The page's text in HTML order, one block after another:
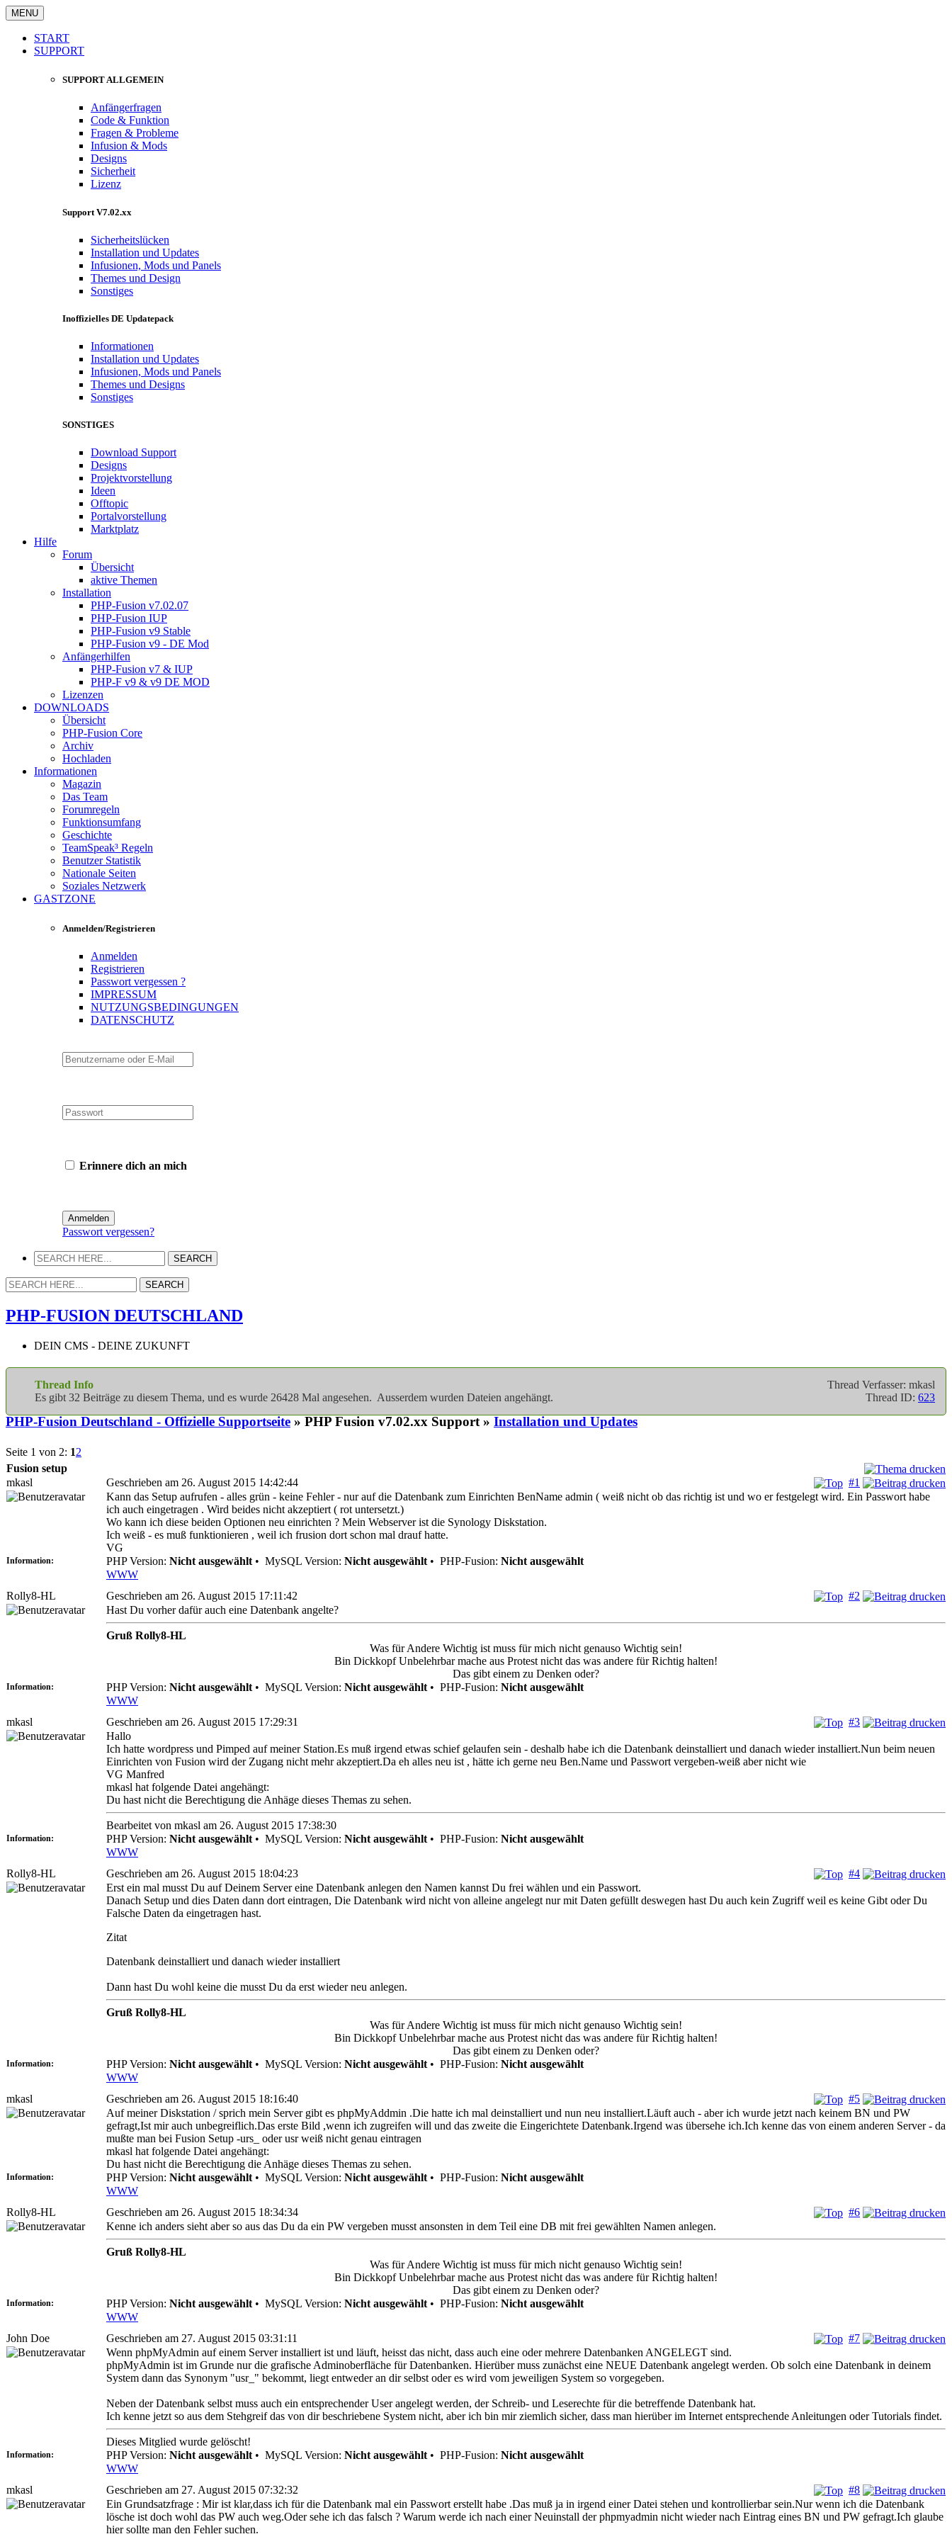
MENU
START
SUPPORT
SUPPORT ALLGEMEIN
Anfängerfragen
Code & Funktion
Fragen & Probleme
Infusion & Mods
Designs
Sicherheit
Lizenz
Support V7.02.xx
Sicherheitslücken
Installation und Updates
Infusionen, Mods und Panels
Themes und Design
Sonstiges
Inoffizielles DE Updatepack
Informationen
Installation und Updates
Infusionen, Mods und Panels
Themes und Designs
Sonstiges
SONSTIGES
Download Support
Designs
Projektvorstellung
Ideen
Offtopic
Portalvorstellung
Marktplatz
Hilfe
Forum
Übersicht
aktive Themen
Installation
PHP-Fusion v7.02.07
PHP-Fusion IUP
PHP-Fusion v9 Stable
PHP-Fusion v9 - DE Mod
Anfängerhilfen
PHP-Fusion v7 & IUP
PHP-F v9 & v9 DE MOD
Lizenzen
DOWNLOADS
Übersicht
PHP-Fusion Core
Archiv
Hochladen
Informationen
Magazin
Das Team
Forumregeln
Funktionsumfang
Geschichte
TeamSpeak³ Regeln
Benutzer Statistik
Nationale Seiten
Soziales Netzwerk
GASTZONE
Anmelden/Registrieren
Anmelden
Registrieren
Passwort vergessen ?
IMPRESSUM
NUTZUNGSBEDINGUNGEN
DATENSCHUTZ
Erinnere dich an mich
Passwort vergessen?
PHP-FUSION DEUTSCHLAND
DEIN CMS - DEINE ZUKUNFT
Thread Verfasser: mkasl
Thread ID: 623
Thread Info
Es gibt 32 Beiträge zu diesem Thema, und es wurde 26428 Mal angesehen. Ausserdem wurden Dateien angehängt.
PHP-Fusion Deutschland - Offizielle Supportseite » PHP Fusion v7.02.xx Support » Installation und Updates
Seite 1 von 2: 12
Fusion setup
mkasl
#1
Geschrieben am 26. August 2015 14:42:44
Kann das Setup aufrufen - alles grün - keine Fehler - nur auf die Datenbank zum Einrichten BenName admin ( weiß nicht ob das richtig ist und wo er festgelegt wird. Ein Passwort habe
ich auch eingetragen . Wird beides nicht akzeptiert ( rot untersetzt.)
Wo kann ich diese beiden Optionen neu einrichten ? Mein Webserver ist die Synology Diskstation.
Ich weiß - es muß funktionieren , weil ich frusion dort schon mal drauf hatte.
VG
Information: PHP Version: Nicht ausgewählt • MySQL Version: Nicht ausgewählt • PHP-Fusion: Nicht ausgewählt
WWW
Rolly8-HL
#2
Geschrieben am 26. August 2015 17:11:42
Hast Du vorher dafür auch eine Datenbank angelte?
Gruß Rolly8-HL
Was für Andere Wichtig ist muss für mich nicht genauso Wichtig sein!
Bin Dickkopf Unbelehrbar mache aus Protest nicht das was andere für Richtig halten!
Das gibt einem zu Denken oder?
Information: PHP Version: Nicht ausgewählt • MySQL Version: Nicht ausgewählt • PHP-Fusion: Nicht ausgewählt
WWW
mkasl
#3
Geschrieben am 26. August 2015 17:29:31
Hallo
Ich hatte wordpress und Pimped auf meiner Station.Es muß irgend etwas schief gelaufen sein - deshalb habe ich die Datenbank deinstalliert und danach wieder installiert.Nun beim neuen
Einrichten von Fusion wird der Zugang nicht mehr akzeptiert.Da eh alles neu ist , hätte ich gerne neu Ben.Name und Passwort vergeben-weiß aber nicht wie
VG Manfred
mkasl hat folgende Datei angehängt:
Du hast nicht die Berechtigung die Anhäge dieses Themas zu sehen.
Bearbeitet von mkasl am 26. August 2015 17:38:30
Information: PHP Version: Nicht ausgewählt • MySQL Version: Nicht ausgewählt • PHP-Fusion: Nicht ausgewählt
WWW
Rolly8-HL
#4
Geschrieben am 26. August 2015 18:04:23
Erst ein mal musst Du auf Deinem Server eine Datenbank anlegen den Namen kannst Du frei wählen und ein Passwort.
Danach Setup und dies Daten dann dort eintragen, Die Datenbank wird nicht von alleine angelegt nur mit Daten gefüllt deswegen hast Du auch kein Zugriff weil es keine Gibt oder Du
Falsche Daten da eingetragen hast.
Zitat
Datenbank deinstalliert und danach wieder installiert
Dann hast Du wohl keine die musst Du da erst wieder neu anlegen.
Gruß Rolly8-HL
Was für Andere Wichtig ist muss für mich nicht genauso Wichtig sein!
Bin Dickkopf Unbelehrbar mache aus Protest nicht das was andere für Richtig halten!
Das gibt einem zu Denken oder?
Information: PHP Version: Nicht ausgewählt • MySQL Version: Nicht ausgewählt • PHP-Fusion: Nicht ausgewählt
WWW
mkasl
#5
Geschrieben am 26. August 2015 18:16:40
Auf meiner Diskstation / sprich mein Server gibt es phpMyAddmin .Die hatte ich mal deinstalliert und nun neu installiert.Läuft auch - aber ich wurde jetzt nach keinem BN und PW
gefragt,Ist mir auch unbegreiflich.Das erste Bild ,wenn ich zugreifen will und das zweite die Eingerichtete Datenbank.Irgend was übersehe ich.Ich kenne das von einem anderen Server - da
mußte man bei Fusion Setup -urs_ oder usr weiß nicht genau eintragen
mkasl hat folgende Datei angehängt:
Du hast nicht die Berechtigung die Anhäge dieses Themas zu sehen.
Information: PHP Version: Nicht ausgewählt • MySQL Version: Nicht ausgewählt • PHP-Fusion: Nicht ausgewählt
WWW
Rolly8-HL
#6
Geschrieben am 26. August 2015 18:34:34
Kenne ich anders sieht aber so aus das Du da ein PW vergeben musst ansonsten in dem Teil eine DB mit frei gewählten Namen anlegen.
Gruß Rolly8-HL
Was für Andere Wichtig ist muss für mich nicht genauso Wichtig sein!
Bin Dickkopf Unbelehrbar mache aus Protest nicht das was andere für Richtig halten!
Das gibt einem zu Denken oder?
Information: PHP Version: Nicht ausgewählt • MySQL Version: Nicht ausgewählt • PHP-Fusion: Nicht ausgewählt
WWW
John Doe
#7
Geschrieben am 27. August 2015 03:31:11
Wenn phpMyAdmin auf einem Server installiert ist und läuft, heisst das nicht, dass auch eine oder mehrere Datenbanken ANGELEGT sind.
phpMyAdmin ist im Grunde nur die grafische Adminoberfläche für Datenbanken. Hierüber muss zunächst eine NEUE Datenbank angelegt werden. Ob solch eine Datenbank in deinem
System dann das Synonym "usr_" bekommt, liegt entweder an dir selbst oder es wird vom jeweiligen System so vorgegeben.
Neben der Datenbank selbst muss auch ein entsprechender User angelegt werden, der Schreib- und Leserechte für die betreffende Datenbank hat.
Ich kenne jetzt so aus dem Stehgreif das von dir beschriebene System nicht, aber ich bin mir ziemlich sicher, dass man hierüber im Internet entsprechende Anleitungen oder Tutorials findet.
Dieses Mitglied wurde gelöscht!
Information: PHP Version: Nicht ausgewählt • MySQL Version: Nicht ausgewählt • PHP-Fusion: Nicht ausgewählt
WWW
mkasl
#8
Geschrieben am 27. August 2015 07:32:32
Ein Grundsatzfrage : Mir ist klar,dass ich für die Datenbank mal ein Passwort erstellt habe .Das muß ja in irgend einer Datei stehen und kontrollierbar sein.Nur wenn ich die Datenbank
lösche ist doch wohl das PW auch weg.Oder sehe ich das falsch ? Warum werde ich nach einer Neuinstall der phpmyadmin nicht wieder nach Eintrag eines BN und PW gefragt.Ich glaube
hier sollte man den Fehler suchen.